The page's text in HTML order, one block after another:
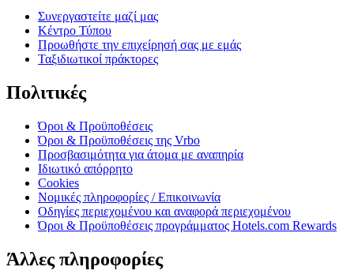
Συνεργαστείτε μαζί μας
Κέντρο Τύπου
Προωθήστε την επιχείρησή σας με εμάς
Ταξιδιωτικοί πράκτορες
Πολιτικές
Όροι & Προϋποθέσεις
Όροι & Προϋποθέσεις της Vrbo
Προσβασιμότητα για άτομα με αναπηρία
Ιδιωτικό απόρρητο
Cookies
Νομικές πληροφορίες / Επικοινωνία
Οδηγίες περιεχομένου και αναφορά περιεχομένου
Όροι & Προϋποθέσεις προγράμματος Hotels.com Rewards
Άλλες πληροφορίες